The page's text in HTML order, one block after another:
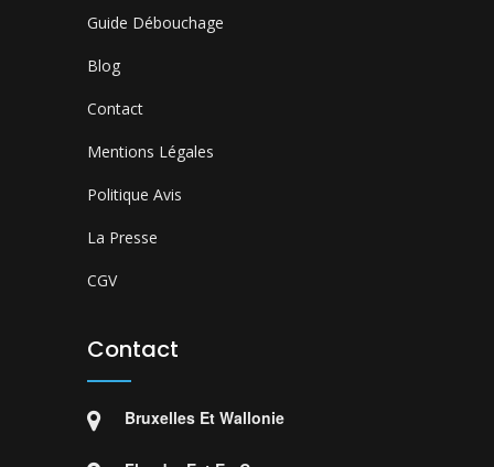
Guide Débouchage
Blog
Contact
Mentions Légales
Politique Avis
La Presse
CGV
Contact
Bruxelles Et Wallonie